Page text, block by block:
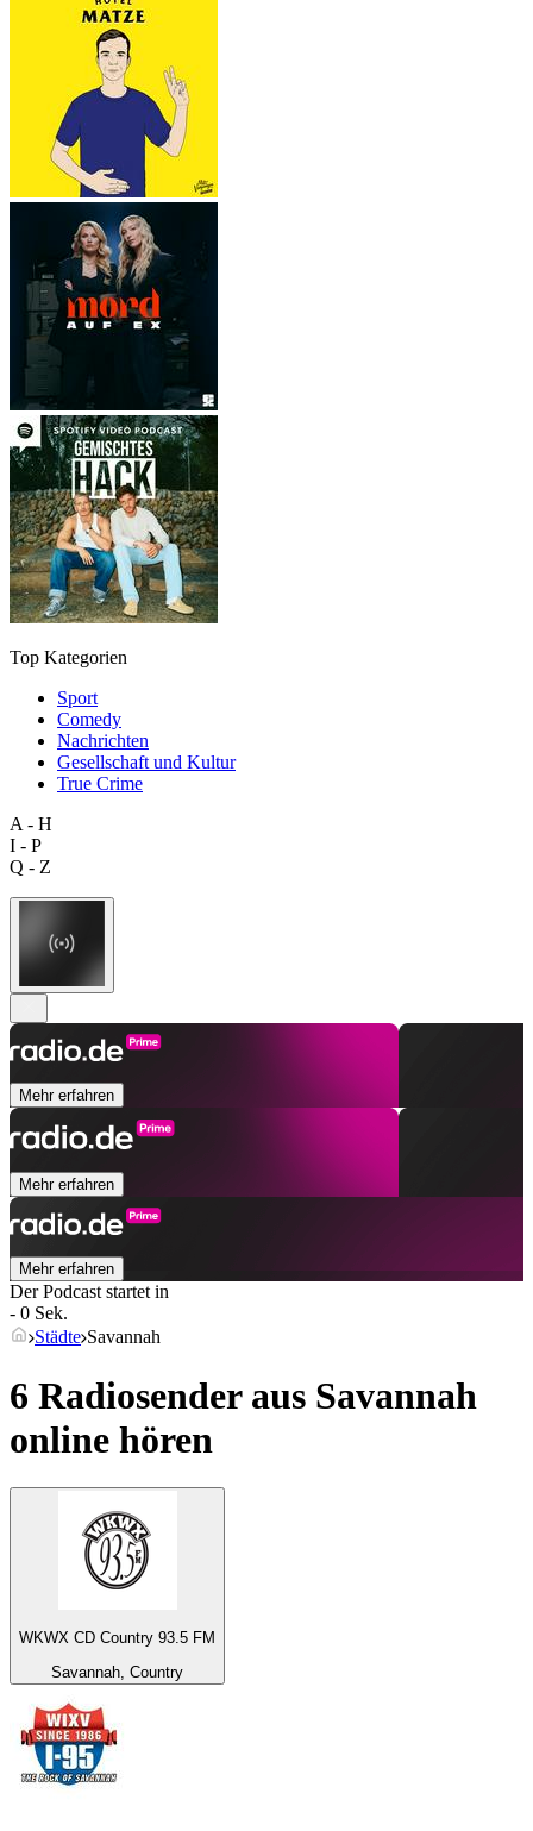
Top Kategorien
Sport
Comedy
Nachrichten
Gesellschaft und Kultur
True Crime
A - H
I - P
Q - Z
Mehr erfahren
Mehr erfahren
Mehr erfahren
Der Podcast startet in
- 0 Sek.
Städte Savannah
6 Radiosender aus Savannah
online hören
WKWX CD Country 93.5 FM
Savannah, Country